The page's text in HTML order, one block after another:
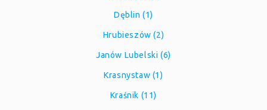
Dęblin (1)
Hrubieszów (2)
Janów Lubelski (6)
Krasnystaw (1)
Kraśnik (11)